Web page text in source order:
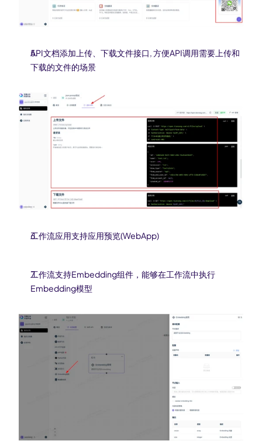
API文档添加上传、下载文件接口, 方便API调用需要上传和
下载的文件的场景
工作流应用支持应用预览(WebApp)
工作流支持Embedding组件，能够在工作流中执行
Embedding模型